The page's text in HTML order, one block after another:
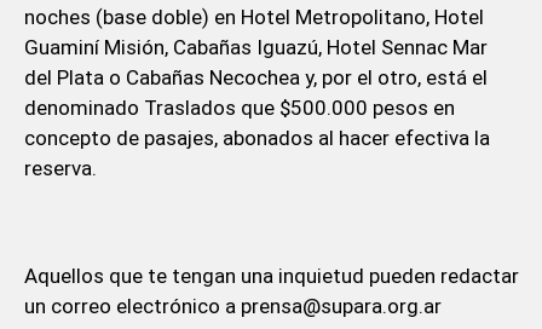
noches (base doble) en Hotel Metropolitano, Hotel
Guaminí Misión, Cabañas Iguazú, Hotel Sennac Mar
del Plata o Cabañas Necochea y, por el otro, está el
denominado Traslados que $500.000 pesos en
concepto de pasajes, abonados al hacer efectiva la
reserva.
Aquellos que te tengan una inquietud pueden redactar
un correo electrónico a prensa@supara.org.ar